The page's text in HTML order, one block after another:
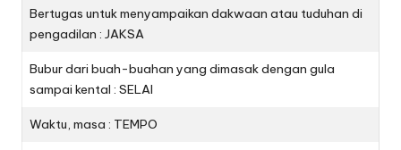
Bertugas untuk menyampaikan dakwaan atau tuduhan di
pengadilan : JAKSA
Bubur dari buah-buahan yang dimasak dengan gula
sampai kental : SELAI
Waktu, masa : TEMPO